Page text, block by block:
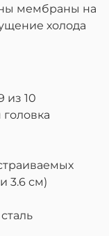
мембраны на
холода
из 10
3.6 см)